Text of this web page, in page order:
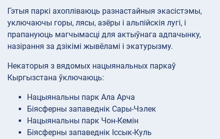
Гэтыя паркі ахопліваюць разнастайныя экасістэмы,
уключаючы горы, лясы, азёры і альпійскія лугі, і
прапануюць магчымасці для актыўнага адпачынку,
назірання за дзікімі жывёламі і экатурызму.
Некаторыя з вядомых нацыянальных паркаў
Кыргызстана ўключаюць:
Нацыянальны парк Ала Арча
Біясферны запаведнік Сары-Чэлек
Нацыянальны парк Чон-Кемін
Біясферны запаведнік Іссык-Куль